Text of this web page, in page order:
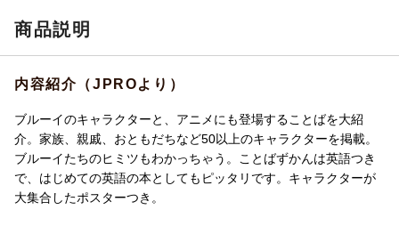
商品説明
内容紹介（JPROより）
ブルーイのキャラクターと、アニメにも登場することばを大紹
介。家族、親戚、おともだちなど50以上のキャラクターを掲載。
ブルーイたちのヒミツもわかっちゃう。ことばずかんは英語つき
で、はじめての英語の本としてもピッタリです。キャラクターが
大集合したポスターつき。